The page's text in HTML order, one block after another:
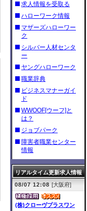
求人情報を受取る
ハローワーク情報
マザーズハローワー
ク
シルバー人材センタ
ー
ヤングハローワーク
職業辞典
ビジネスマナーガイ
ド
WWOOF[ウーフ]と
は？
ジョブパーク
障害者職業センター
情報
リアルタイム更新求人情報
08/07 12:08 [大阪府]
(株)クローヴプラスワン